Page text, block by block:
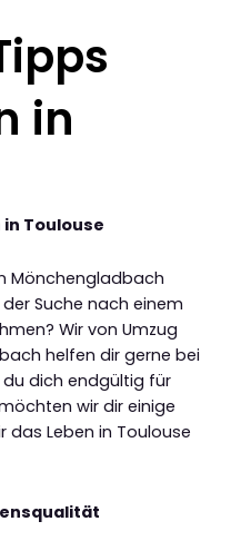
in
Toulouse
Mönchengladbach
Suche nach einem
Wir von Umzug
helfen dir gerne bei
dich endgültig für
wir dir einige
das Leben in Toulouse